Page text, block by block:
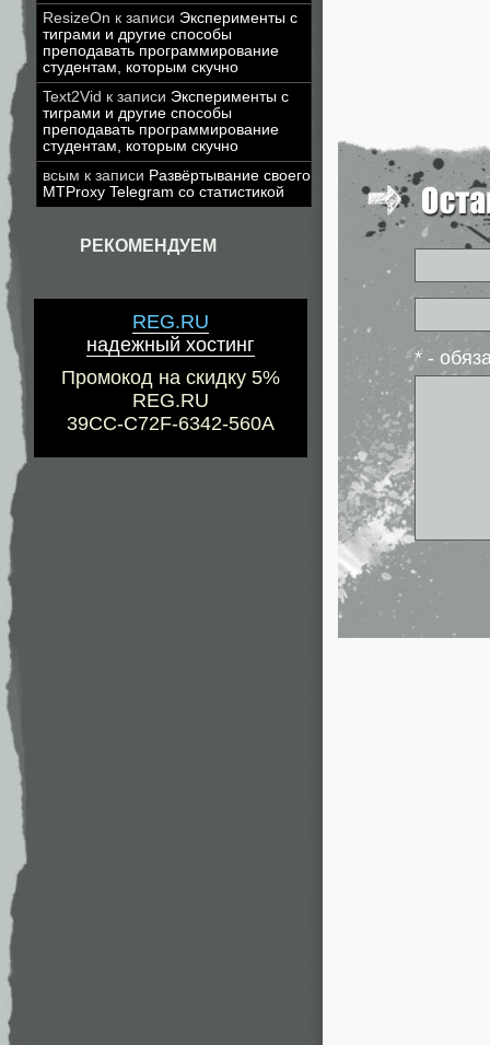
ResizeOn к записи Эксперименты с
тиграми и другие способы
преподавать программирование
студентам, которым скучно
Text2Vid к записи Эксперименты с
тиграми и другие способы
преподавать программирование
студентам, которым скучно
всым к записи Развёртывание своего
MTProxy Telegram со статистикой
РЕКОМЕНДУЕМ
REG.RU
надежный хостинг
Промокод на скидку 5%
REG.RU
39CC-C72F-6342-560A
* -